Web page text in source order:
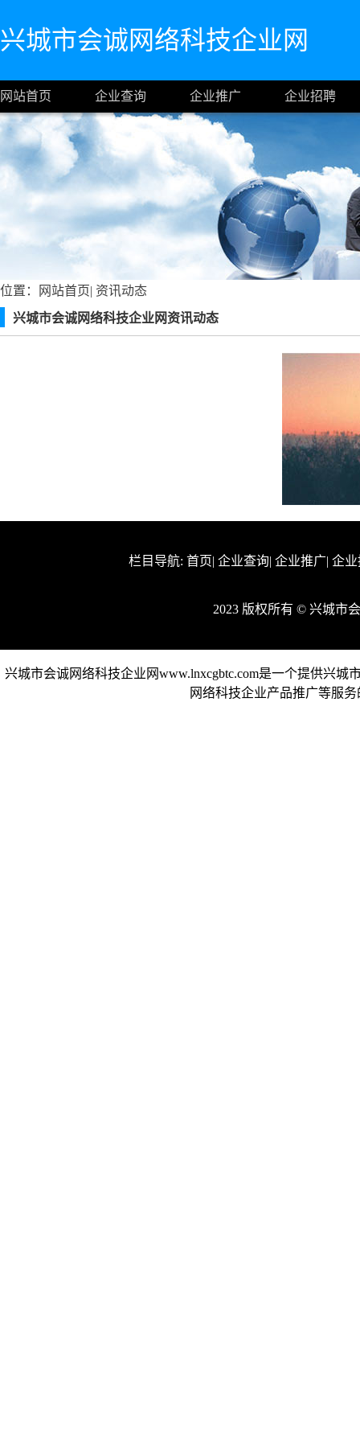
兴城市会诚网络科技企业网
网站首页 企业查询 企业推广 企业招聘
位置： 网站首页| 资讯动态
兴城市会诚网络科技企业网资讯动态
栏目导航: 首页| 企业查询| 企业推广| 企
2023 版权所有 © 兴城市
兴城市会诚网络科技企业网www.lnxcgbtc.com是一个提供兴
网络科技企业产品推广等服